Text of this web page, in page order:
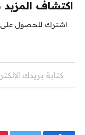
اكتشاف
اشترك للحصول على
كتابة بريدك الإلكتروني...